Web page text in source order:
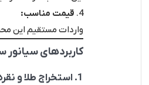
قیمت مناسب:
واردات مستقیم این
کاربردهای
1. استخراج طلا و نقره: